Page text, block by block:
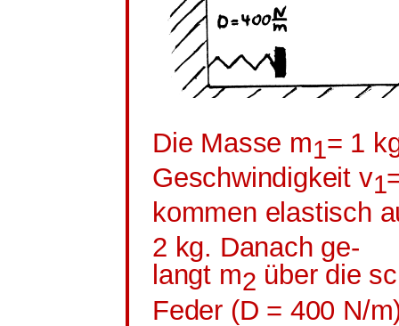
Die Masse m1= 1
Geschwindigkeit v1
kommen elastisch
2 kg. Danach ge-
langt m2 über die
Feder (D = 400 N/